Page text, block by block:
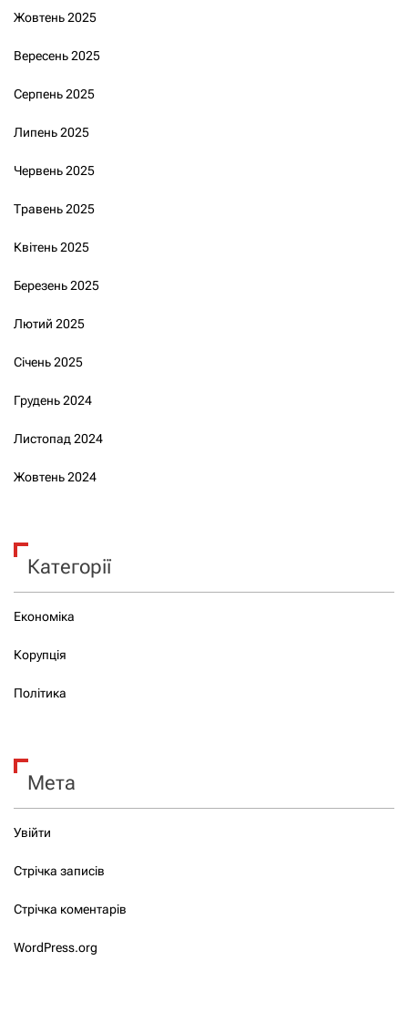
Жовтень 2025
Вересень 2025
Серпень 2025
Липень 2025
Червень 2025
Травень 2025
Квітень 2025
Березень 2025
Лютий 2025
Січень 2025
Грудень 2024
Листопад 2024
Жовтень 2024
Категорії
Економіка
Корупція
Політика
Мета
Увійти
Стрічка записів
Стрічка коментарів
WordPress.org